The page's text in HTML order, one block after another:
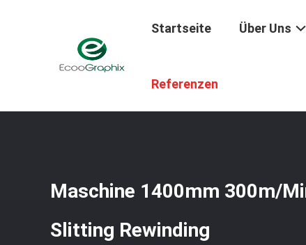
Startseite Über Uns
Referenzen
/
Maschine 1400mm 300m/
Slitting Rewinding